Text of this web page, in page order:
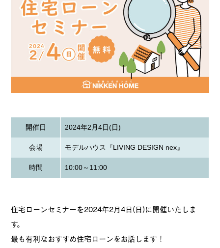
開催日 2024年2月4日(日)
会場 モデルハウス『LIVING DESIGN nex』
時間 10:00～11:00
住宅ローンセミナーを2024年2月4日(日)に開催いたしま
す。
最も有利なおすすめ住宅ローンをお話します！